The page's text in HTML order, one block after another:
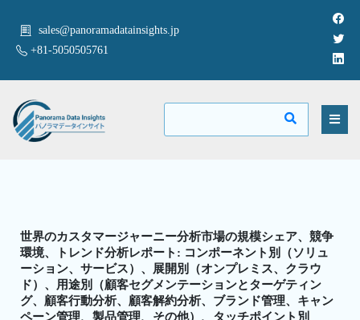
sales@panoramadatainsights.jp
+81-5050505761
世界のカスタマージャーニー分析市場の規模シェア、競争
環境、トレンド分析レポート: コンポーネント別（ソリュ
ーション、サービス）、展開別（オンプレミス、クラウ
ド）、用途別（顧客セグメンテーションとターゲティン
グ、顧客行動分析、顧客解約分析、ブランド管理、キャン
ペーン管理、製品管理、その他）、タッチポイント別